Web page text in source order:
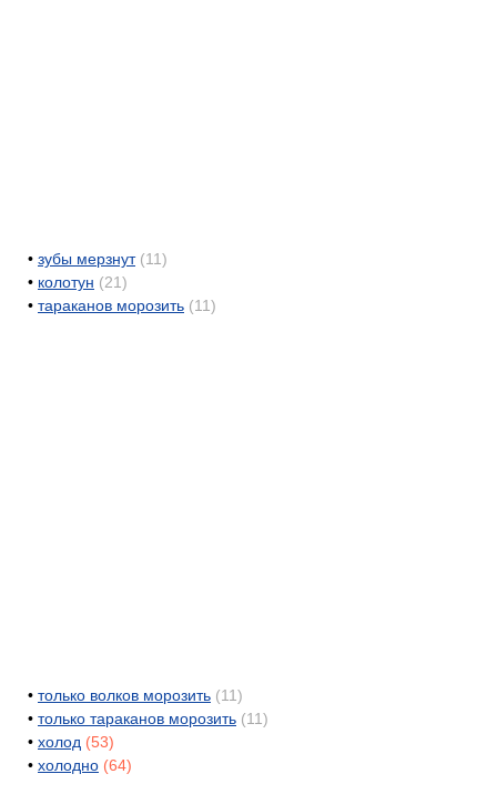
• зубы мерзнут (11)
• колотун (21)
• тараканов морозить (11)
• только волков морозить (11)
• только тараканов морозить (11)
• холод (53)
• холодно (64)